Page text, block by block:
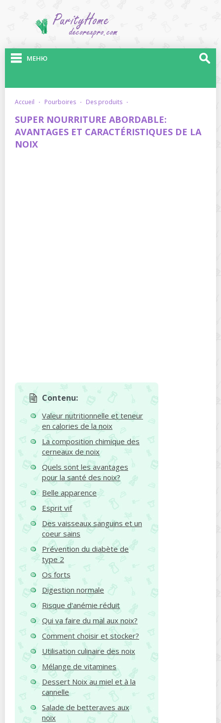
МЕНЮ
accueil · pourboires · des produits ·
SUPER NOURRITURE ABORDABLE:
AVANTAGES ET CARACTÉRISTIQUES DE LA
NOIX
Contenu:
Valeur nutritionnelle et teneur
en calories de la noix
La composition chimique des
cerneaux de noix
Quels sont les avantages
pour la santé des noix?
Belle apparence
Esprit vif
Des vaisseaux sanguins et un
coeur sains
Prévention du diabète de
type 2
Os forts
Digestion normale
Risque d'anémie réduit
Qui va faire du mal aux noix?
Comment choisir et stocker?
Utilisation culinaire des noix
Mélange de vitamines
Dessert Noix au miel et à la
cannelle
Salade de betteraves aux
noix